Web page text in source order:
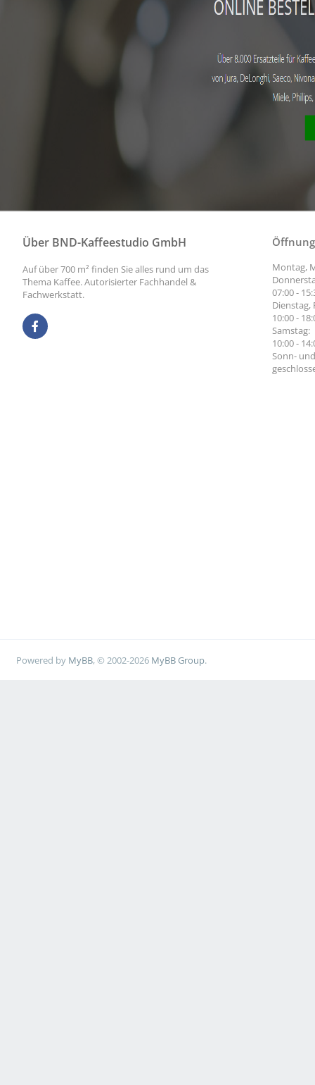
Über BND-Kaffeestudio GmbH
Auf über 700 m² finden Sie alles rund um das
Thema Kaffee. Autorisierter Fachhandel &
Fachwerkstatt.
Montag,
07:00 -
Dienstag,
10:00 -
Samstag:
10:00 -
Sonn-
Powered by MyBB, © 2002-2026 MyBB Group.